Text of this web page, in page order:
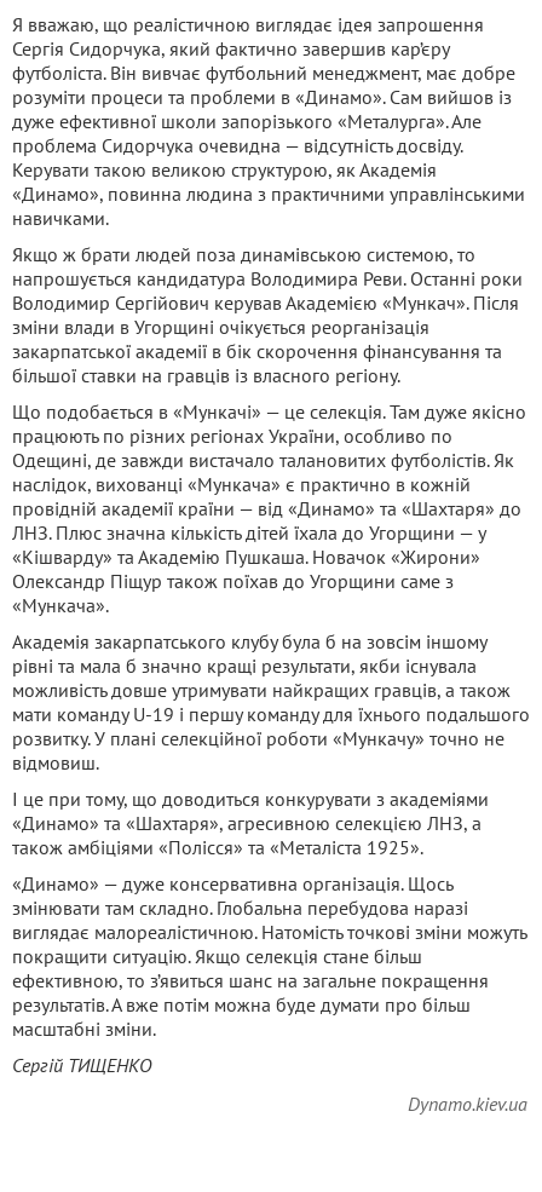
Я вважаю, що реалістичною виглядає ідея запрошення
Сергія Сидорчука, який фактично завершив кар’єру
футболіста. Він вивчає футбольний менеджмент, має добре
розуміти процеси та проблеми в «Динамо». Сам вийшов із
дуже ефективної школи запорізького «Металурга». Але
проблема Сидорчука очевидна — відсутність досвіду.
Керувати такою великою структурою, як Академія
«Динамо», повинна людина з практичними управлінськими
навичками.
Якщо ж брати людей поза динамівською системою, то
напрошується кандидатура Володимира Реви. Останні роки
Володимир Сергійович керував Академією «Мункач». Після
зміни влади в Угорщині очікується реорганізація
закарпатської академії в бік скорочення фінансування та
більшої ставки на гравців із власного регіону.
Що подобається в «Мункачі» — це селекція. Там дуже якісно
працюють по різних регіонах України, особливо по
Одещині, де завжди вистачало талановитих футболістів. Як
наслідок, вихованці «Мункача» є практично в кожній
провідній академії країни — від «Динамо» та «Шахтаря» до
ЛНЗ. Плюс значна кількість дітей їхала до Угорщини — у
«Кішварду» та Академію Пушкаша. Новачок «Жирони»
Олександр Піщур також поїхав до Угорщини саме з
«Мункача».
Академія закарпатського клубу була б на зовсім іншому
рівні та мала б значно кращі результати, якби існувала
можливість довше утримувати найкращих гравців, а також
мати команду U-19 і першу команду для їхнього подальшого
розвитку. У плані селекційної роботи «Мункачу» точно не
відмовиш.
І це при тому, що доводиться конкурувати з академіями
«Динамо» та «Шахтаря», агресивною селекцією ЛНЗ, а
також амбіціями «Полісся» та «Металіста 1925».
«Динамо» — дуже консервативна організація. Щось
змінювати там складно. Глобальна перебудова наразі
виглядає малореалістичною. Натомість точкові зміни можуть
покращити ситуацію. Якщо селекція стане більш
ефективною, то з’явиться шанс на загальне покращення
результатів. А вже потім можна буде думати про більш
масштабні зміни.
Сергій ТИЩЕНКО
Dynamo.kiev.ua